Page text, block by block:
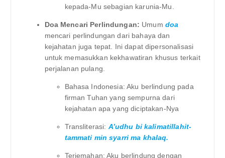
kepada-Mu sebagian karunia-Mu.
Doa Mencari Perlindungan: Umum doa
mencari perlindungan dari bahaya dan
kejahatan juga tepat. Ini dapat dipersonalisasi
untuk memasukkan kekhawatiran khusus terkait
perjalanan pulang.
Bahasa Indonesia: Aku berlindung pada
firman Tuhan yang sempurna dari
kejahatan apa yang diciptakan-Nya
Transliterasi: A’udhu bi kalimatillahit-
tammati min syarri ma khalaq.
Terjemahan: Aku berlindung dengan